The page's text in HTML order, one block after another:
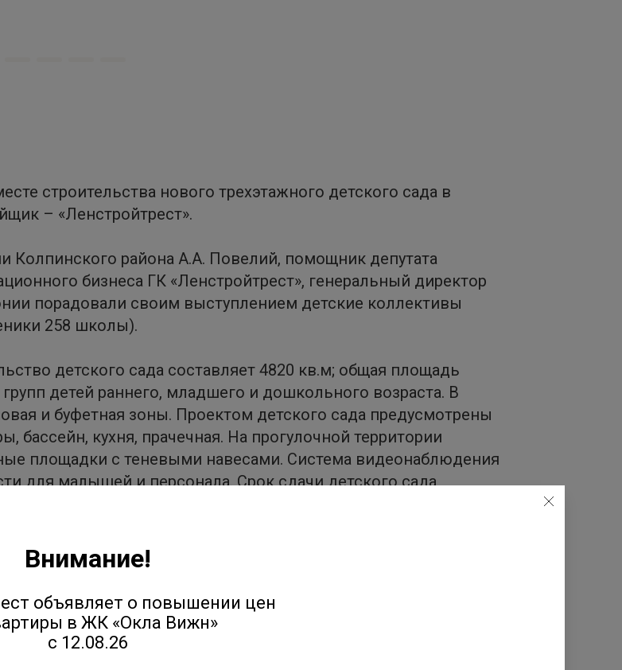
строительства нового трехэтажного детского сада в
– «Ленстройтрест».
Колпинского района А.А. Повелий, помощник депутата
бизнеса ГК «Ленстройтрест», генеральный директор
порадовали своим выступлением детские коллективы
258 школы).
детского сада составляет 4820 кв.м; общая площадь
детей раннего, младшего и дошкольного возраста. В
и буфетная зоны. Проектом детского сада предусмотрены
кухня, прачечная. На прогулочной территории
площадки с теневыми навесами. Система видеонаблюдения
для малышей и персонала. Срок сдачи детского сада
детского сада – он будет выполнен в виде яркого
финского городка «Юттери», но и всего Колпино. К слову,
с родителями могли пройти к садику, не пересекая ни
бизнеса ГК «Ленстройтрест»: «Строительство объектов
Внимание!
объявляет о повышении цен
в ЖК «Окла Вижн»
с 12.08.26